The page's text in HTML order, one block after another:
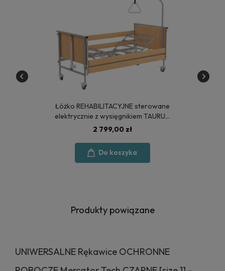
Łóżko REHABILITACYJNE sterowane
elektrycznie z wysięgnikiem TAURUS
2 - POLSKA PRODUKCJA
2 799,00 zł
Do koszyka
Produkty powiązane
UNIWERSALNE Rękawice OCHRONNE